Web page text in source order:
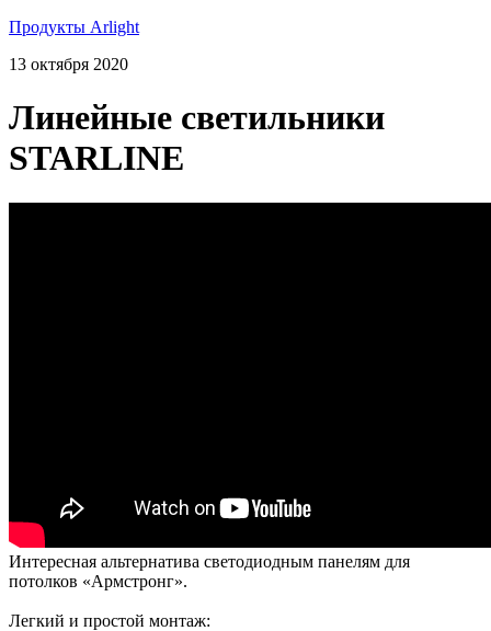
Продукты Arlight
13 октября 2020
Линейные светильники
STARLINE
Интересная альтернатива светодиодным панелям для
потолков «Армстронг».
Легкий и простой монтаж: